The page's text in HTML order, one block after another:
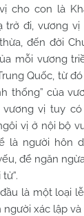
cho con là
trở đi, vương
đến đời
mỗi vương
Quốc, từ
thống” của
vị tuy
vị ở nội bộ
là người hôn
để ngăn
một loại lễ
người xác lập